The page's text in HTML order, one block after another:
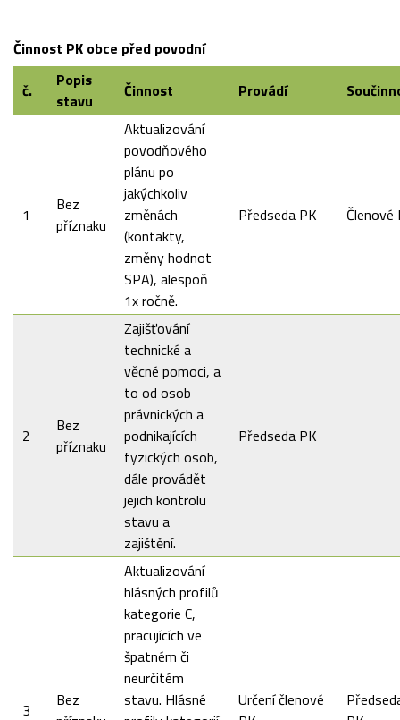
Činnost PK obce před povodní
č.
Popis
stavu
Činnost Provádí
1
Bez
příznaku
Aktualizování
povodňového
plánu po
jakýchkoliv
změnách
(kontakty,
změny hodnot
SPA), alespoň
1x ročně.
Předseda PK Členové
2
Bez
příznaku
Zajišťování
technické a
věcné pomoci, a
to od osob
právnických a
podnikajících
fyzických osob,
dále provádět
jejich kontrolu
stavu a
zajištění.
Předseda PK
3
Bez
Aktualizování
hlásných profilů
kategorie C,
pracujících ve
špatném či
neurčitém
stavu. Hlásné
Určení členové